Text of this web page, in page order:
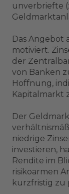
unverbriefte
Das Angebot
motiviert.
der
von Banken
Hoffnung,
Kapitalmarkt
Der
niedrige
investieren,
Rendite im
risikoarmen
kurzfristig zu